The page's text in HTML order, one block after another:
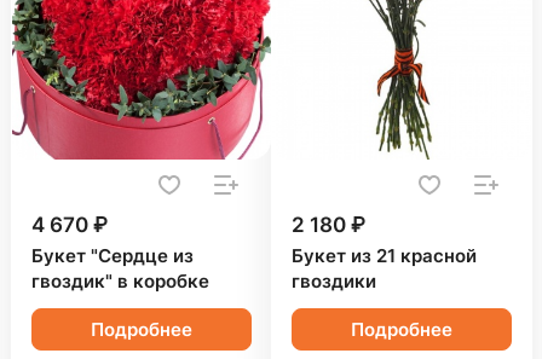
4 670 ₽
Букет "Сердце из
гвоздик" в коробке
Подробнее
2 180 ₽
Букет из 21 красной
гвоздики
Подробнее